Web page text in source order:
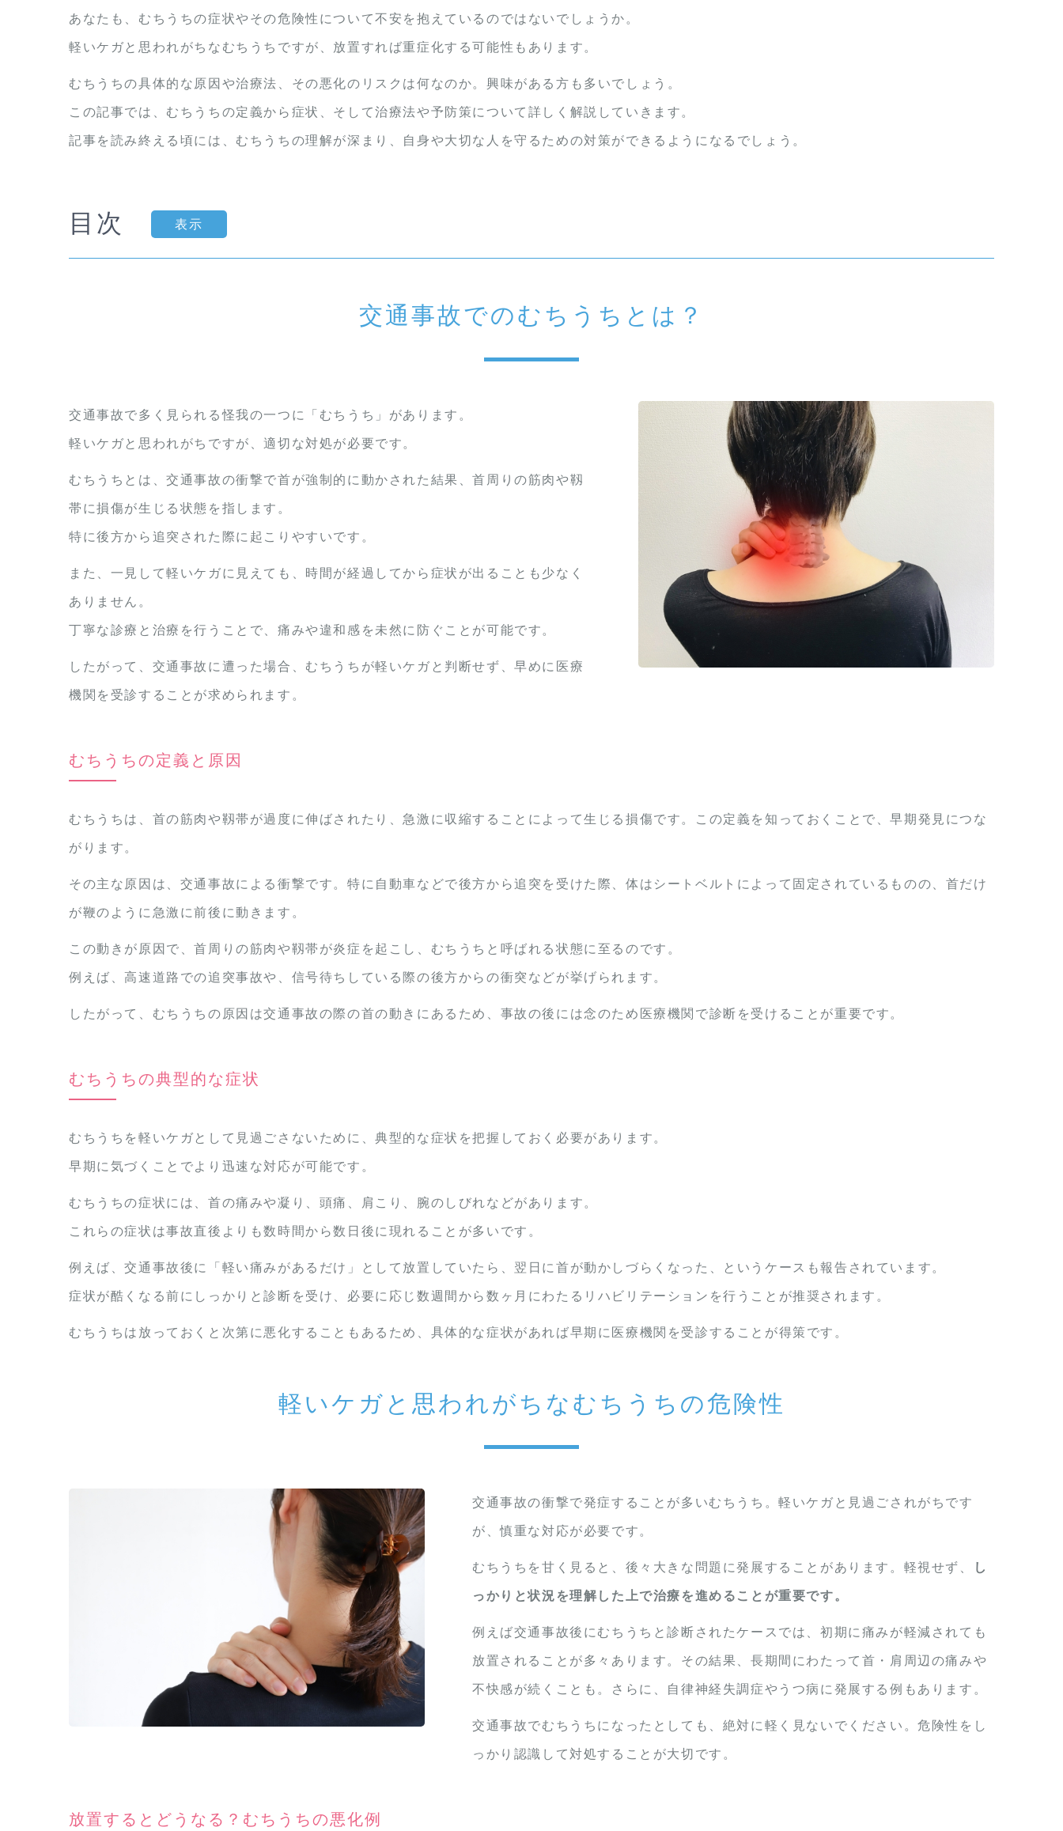
あなたも、むちうちの症状やその危険性について不安を抱えているのではないでしょうか。
軽いケガと思われがちなむちうちですが、放置すれば重症化する可能性もあります。
むちうちの具体的な原因や治療法、その悪化のリスクは何なのか。興味がある方も多いでしょう。
この記事では、むちうちの定義から症状、そして治療法や予防策について詳しく解説していきます。
記事を読み終える頃には、むちうちの理解が深まり、自身や大切な人を守るための対策ができるようになるでしょう。
目次 表示
交通事故でのむちうちとは？
交通事故で多く見られる怪我の一つに「むちうち」があります。
軽いケガと思われがちですが、適切な対処が必要です。
むちうちとは、交通事故の衝撃で首が強制的に動かされた結果、首周りの筋肉や靱
帯に損傷が生じる状態を指します。
特に後方から追突された際に起こりやすいです。
また、一見して軽いケガに見えても、時間が経過してから症状が出ることも少なく
ありません。
丁寧な診療と治療を行うことで、痛みや違和感を未然に防ぐことが可能です。
したがって、交通事故に遭った場合、むちうちが軽いケガと判断せず、早めに医療
機関を受診することが求められます。
むちうちの定義と原因
むちうちは、首の筋肉や靱帯が過度に伸ばされたり、急激に収縮することによって生じる損傷です。この定義を知っておくことで、早期発見につな
がります。
その主な原因は、交通事故による衝撃です。特に自動車などで後方から追突を受けた際、体はシートベルトによって固定されているものの、首だけ
が鞭のように急激に前後に動きます。
この動きが原因で、首周りの筋肉や靱帯が炎症を起こし、むちうちと呼ばれる状態に至るのです。
例えば、高速道路での追突事故や、信号待ちしている際の後方からの衝突などが挙げられます。
したがって、むちうちの原因は交通事故の際の首の動きにあるため、事故の後には念のため医療機関で診断を受けることが重要です。
むちうちの典型的な症状
むちうちを軽いケガとして見過ごさないために、典型的な症状を把握しておく必要があります。
早期に気づくことでより迅速な対応が可能です。
むちうちの症状には、首の痛みや凝り、頭痛、肩こり、腕のしびれなどがあります。
これらの症状は事故直後よりも数時間から数日後に現れることが多いです。
例えば、交通事故後に「軽い痛みがあるだけ」として放置していたら、翌日に首が動かしづらくなった、というケースも報告されています。
症状が酷くなる前にしっかりと診断を受け、必要に応じ数週間から数ヶ月にわたるリハビリテーションを行うことが推奨されます。
むちうちは放っておくと次第に悪化することもあるため、具体的な症状があれば早期に医療機関を受診することが得策です。
軽いケガと思われがちなむちうちの危険性
交通事故の衝撃で発症することが多いむちうち。軽いケガと見過ごされがちです
が、慎重な対応が必要です。
むちうちを甘く見ると、後々大きな問題に発展することがあります。軽視せず、 し
っかりと状況を理解した上で治療を進めることが重要です。
例えば交通事故後にむちうちと診断されたケースでは、初期に痛みが軽減されても
放置されることが多々あります。その結果、長期間にわたって首・肩周辺の痛みや
不快感が続くことも。さらに、自律神経失調症やうつ病に発展する例もあります。
交通事故でむちうちになったとしても、絶対に軽く見ないでください。危険性をし
っかり認識して対処することが大切です。
放置するとどうなる？むちうちの悪化例